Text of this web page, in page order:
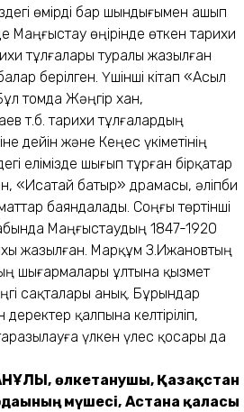
өмірді бар шындығымен ашып
Маңғыстау өңірінде өткен тарихи
тұлғалары туралы жазылған
берілген. Үшінші кітап «Асыл
томда Жәңгір хан,
т.б. тарихи тұлғалардың
дейін және Кеңес үкіметінің
елімізде шығып тұрған бірқатар
«Исатай батыр» драмасы, әліпби
баяндалады. Соңғы төртінші
Маңғыстаудың 1847-1920
жазылған. Марқұм З.Ижановтың
шығармалары ұлтына қызмет
сақталары анық. Бұрындар
қалпына келтіріліп,
үлкен үлес қосары да
өлкетанушы, Қазақстан
мүшесі, Астана қаласы